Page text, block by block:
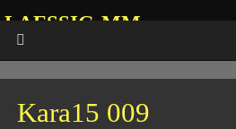
LAESSIG-MM
Kara15 009